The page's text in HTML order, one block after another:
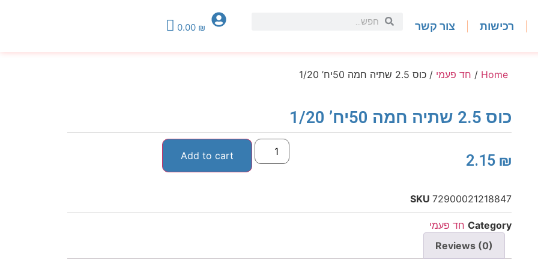
רכישות צור קשר 0.00 ₪
Home
/ חד פעמי / כוס 2.5 שתיה חמה 50יח’ 1/20
כוס 2.5 שתיה חמה 50יח’ 1/20
2.15 ₪
Add to cart
SKU72900021218847
Category חד פעמי
Reviews (0)